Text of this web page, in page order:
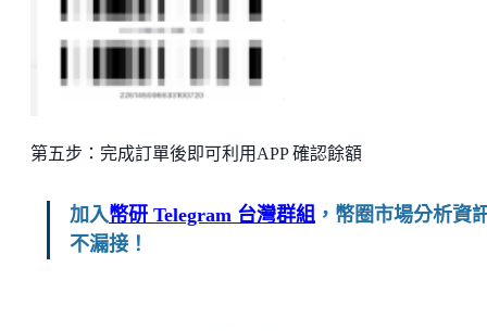
第五步：完成訂單後即可利用APP 確認餘額
加入幣研 Telegram 台灣群組 ，幣圈市場分析資
不漏接！